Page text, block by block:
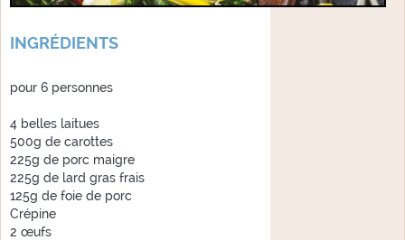
INGRÉDIENTS
pour 6 personnes
4 belles laitues
500g de carottes
225g de porc maigre
225g de lard gras frais
125g de foie de porc
Crépine
2 œufs